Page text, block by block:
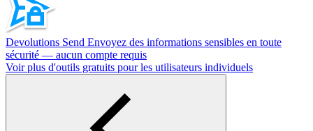
Devolutions Send Envoyez des informations sensibles en toute
sécurité — aucun compte requis
Voir plus d'outils gratuits pour les utilisateurs individuels